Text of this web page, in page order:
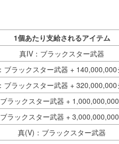
1個あたり支給されるアイテム
真IV：ブラックスター武器
ブラックスター武器 + 140,000,000
ブラックスター武器 + 320,000,000
ラックスター武器 +
ラックスター武器 +
真(V)：ブラックスター武器